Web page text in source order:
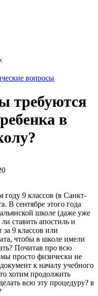
вопросы
требуются
в
году 9 классов (в Санкт-
В сентябре этого года
школе (даже уже
ставить апостиль и
за 9 классов или
чтобы в школе имели
Почитав про всю
мы просто физически не
к началу учебного
хотим продолжить
всю эту процедуру? в